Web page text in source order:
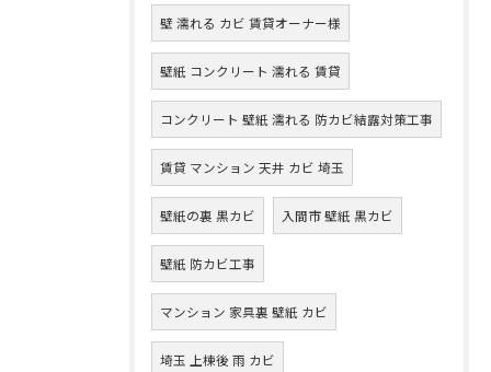
壁 濡れる カビ 賃貸オーナー様
壁紙 コンクリート 濡れる 賃貸
コンクリート 壁紙 濡れる 防カビ結露対策工事
賃貸 マンション 天井 カビ 埼玉
壁紙の裏 黒カビ 入間市 壁紙 黒カビ
壁紙 防カビ工事
マンション 家具裏 壁紙 カビ
埼玉 上棟後 雨 カビ